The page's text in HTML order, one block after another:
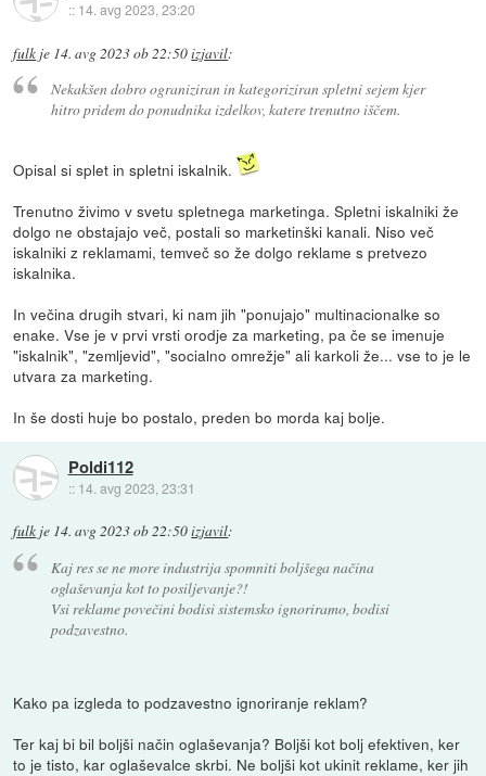
:: 14. avg 2023, 23:20
fulk je 14. avg 2023 ob 22:50izjavil:
Nekakšen dobro ograniziran in kategoriziran spletni sejem kjer
hitro pridem do ponudnika izdelkov, katere trenutno iščem.
Opisal si splet in spletni iskalnik.
Trenutno živimo v svetu spletnega marketinga. Spletni iskalniki že
dolgo ne obstajajo več, postali so marketinški kanali. Niso več
iskalniki z reklamami, temveč so že dolgo reklame s pretvezo
iskalnika.
In večina drugih stvari, ki nam jih "ponujajo" multinacionalke so
enake. Vse je v prvi vrsti orodje za marketing, pa če se imenuje
"iskalnik", "zemljevid", "socialno omrežje" ali karkoli že... vse to je le
utvara za marketing.
In še dosti huje bo postalo, preden bo morda kaj bolje.
Poldi112
:: 14. avg 2023, 23:31
fulk je 14. avg 2023 ob 22:50izjavil:
Kaj res se ne more industrija spomniti boljšega načina
oglaševanja kot to posiljevanje?!
Vsi reklame povečini bodisi sistemsko ignoriramo, bodisi
podzavestno.
Kako pa izgleda to podzavestno ignoriranje reklam?
Ter kaj bi bil boljši način oglaševanja? Boljši kot bolj efektiven, ker
to je tisto, kar oglaševalce skrbi. Ne boljši kot ukinit reklame, ker jih